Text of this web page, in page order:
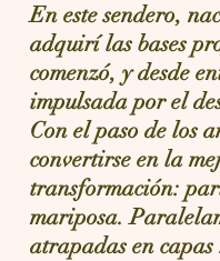
En este sendero,
adquirí las bases
comenzó, y desde
impulsada por el
Con el paso de los
convertirse en la
transformación:
mariposa.
atrapadas en